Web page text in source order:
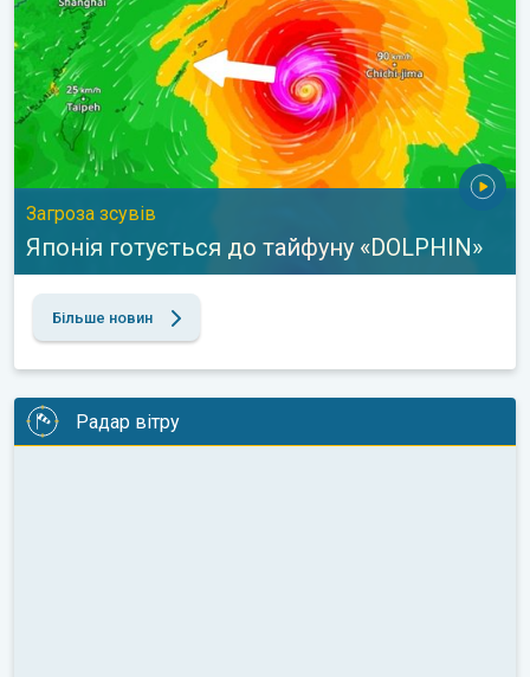
Загроза зсувів
Японія готується до тайфуну «DOLPHIN»
Більше новин
Радар вітру